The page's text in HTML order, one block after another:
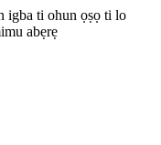
igba ti ohun ọṣọ ti lo
abẹrẹ